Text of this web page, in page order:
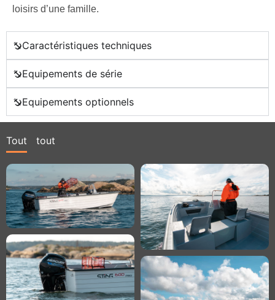
loisirs d’une famille.
Caractéristiques techniques
Equipements de série
Equipements optionnels
Tout tout